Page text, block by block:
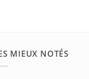
MIEUX NOTÉS